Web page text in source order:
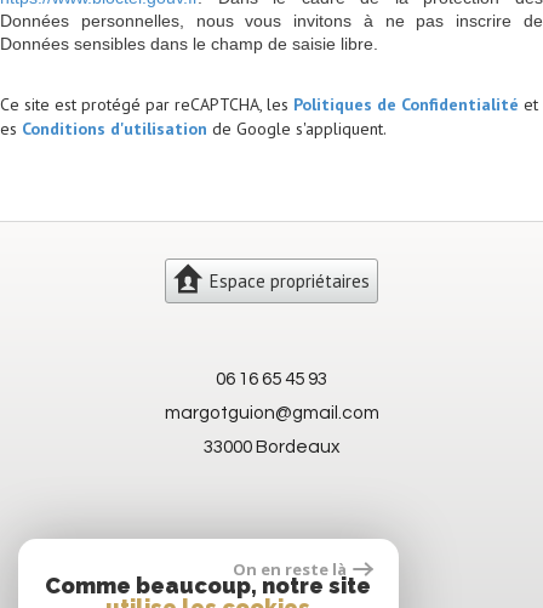
Données personnelles, nous vous invitons à ne pas inscrire de
Données sensibles dans le champ de saisie libre.
Ce site est protégé par reCAPTCHA, les Politiques de Confidentialité et
es Conditions d'utilisation de Google s'appliquent.
Espace propriétaires
06 16 65 45 93
margotguion@gmail.com
33000 Bordeaux
On en reste là
Comme beaucoup, notre site